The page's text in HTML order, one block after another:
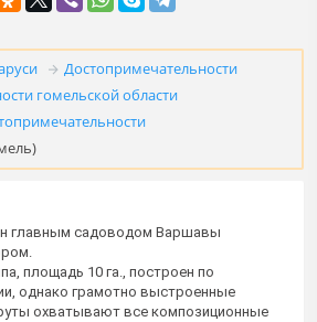
Достопримечательности
гомельской области
главным садоводом Варшавы
площадь 10 га., построен по
однако грамотно выстроенные
охватывают все композиционные